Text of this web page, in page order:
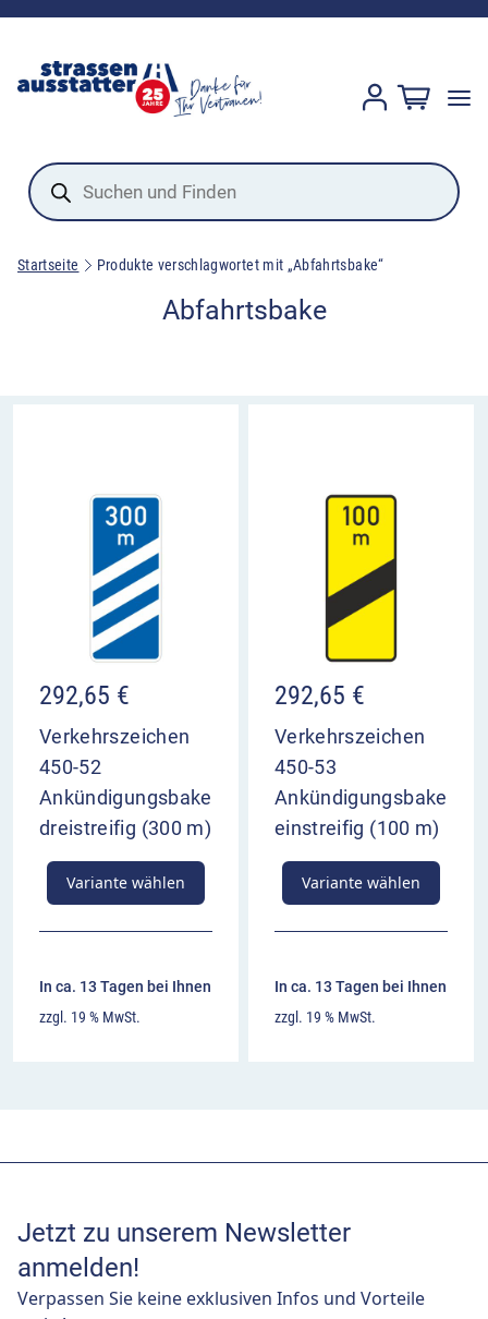
Products
search
Startseite Produkte verschlagwortet mit „Abfahrtsbake“
Abfahrtsbake
292,65 €
Verkehrszeichen
450-52
Ankündigungsbake
dreistreifig (300 m)
Variante wählen
In ca. 13 Tagen bei Ihnen
zzgl. 19 % MwSt.
292,65 €
Verkehrszeichen
450-53
Ankündigungsbake
einstreifig (100 m)
Variante wählen
In ca. 13 Tagen bei Ihnen
zzgl. 19 % MwSt.
Jetzt zu unserem Newsletter
anmelden!
Verpassen Sie keine exklusiven Infos und Vorteile